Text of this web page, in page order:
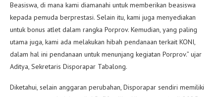
Beasiswa, di mana kami diamanahi untuk memberikan beasiswa
kepada pemuda berprestasi. Selain itu, kami juga menyediakan
untuk bonus atlet dalam rangka Porprov. Kemudian, yang paling
utama juga, kami ada melakukan hibah pendanaan terkait KONI,
dalam hal ini pendanaan untuk menunjang kegiatan Porprov.” ujar
Aditya, Sekretaris Disporapar Tabalong.
Diketahui, selain anggaran perubahan, Disporapar sendiri memiliki